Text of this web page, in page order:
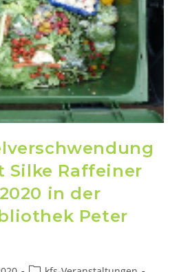
Silke Raffeiner
in der
Peter